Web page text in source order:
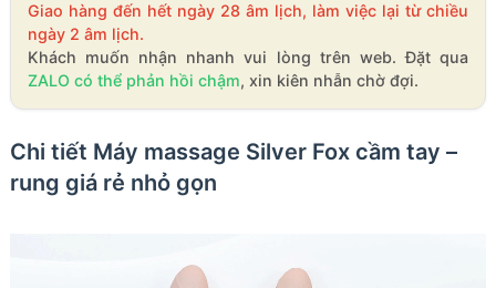
Giao hàng đến hết ngày 28 âm lịch, làm việc lại từ chiều
ngày 2 âm lịch.
Khách muốn nhận nhanh vui lòng trên web. Đặt qua
ZALO có thể phản hồi chậm, xin kiên nhẫn chờ đợi.
Chi tiết Máy massage Silver Fox cầm tay –
rung giá rẻ nhỏ gọn